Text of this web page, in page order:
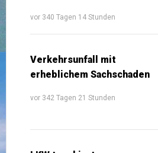
vor 340 Tagen 14 Stunden
Verkehrsunfall mit
erheblichem Sachschaden
vor 342 Tagen 21 Stunden